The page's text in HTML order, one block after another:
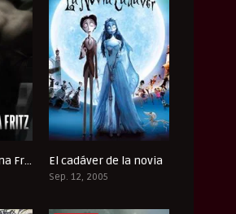
5.9El cadáver de Anna Fritz 7.3
El cadáver de la novia
Sep. 12, 2005